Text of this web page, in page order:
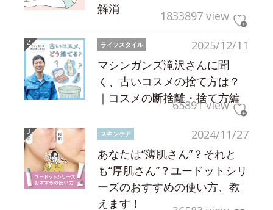
解消
1833897 view
2025/12/11
ライフスタイル
マシンガンズ滝沢さんに聞
く、古いコスメの捨て方は？
｜コスメの断捨離・捨て方編
65891 view
2024/11/27
スキンケア
あなたは“薄肌さん”？それと
も“厚肌さん”？ユードットシリ
ーズのおすすめの使い方、教
えます！